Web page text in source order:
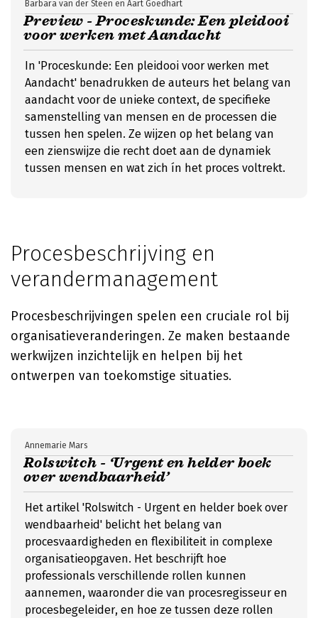
Preview - Proceskunde: Een pleidooi
voor werken met Aandacht
Barbara van der Steen en Aart Goedhart
In 'Proceskunde: Een pleidooi voor werken met
Aandacht' benadrukken de auteurs het belang van
aandacht voor de unieke context, de specifieke
samenstelling van mensen en de processen die
tussen hen spelen. Ze wijzen op het belang van
een zienswijze die recht doet aan de dynamiek
tussen mensen en wat zich ín het proces voltrekt.
Procesbeschrijving en
verandermanagement
Procesbeschrijvingen spelen een cruciale rol bij
organisatieveranderingen. Ze maken bestaande
werkwijzen inzichtelijk en helpen bij het
ontwerpen van toekomstige situaties.
Rolswitch - ‘Urgent en helder boek
over wendbaarheid’
Annemarie Mars
Het artikel 'Rolswitch - Urgent en helder boek over
wendbaarheid' belicht het belang van
procesvaardigheden en flexibiliteit in complexe
organisatieopgaven. Het beschrijft hoe
professionals verschillende rollen kunnen
aannemen, waaronder die van procesregisseur en
procesbegeleider, en hoe ze tussen deze rollen